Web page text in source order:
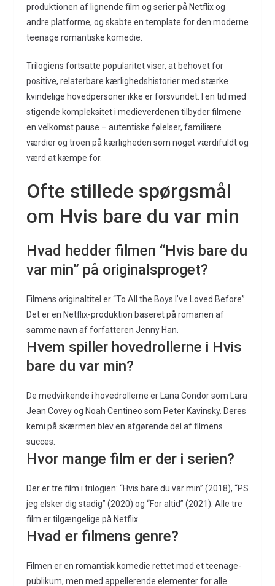
produktionen af lignende film og serier på Netflix og
andre platforme, og skabte en template for den moderne
teenage romantiske komedie.
Trilogiens fortsatte popularitet viser, at behovet for
positive, relaterbare kærlighedshistorier med stærke
kvindelige hovedpersoner ikke er forsvundet. I en tid med
stigende kompleksitet i medieverdenen tilbyder filmene
en velkomst pause – autentiske følelser, familiære
værdier og troen på kærligheden som noget værdifuldt og
værd at kæmpe for.
Ofte stillede spørgsmål
om Hvis bare du var min
Hvad hedder filmen “Hvis bare du
var min” på originalsproget?
Filmens originaltitel er “To All the Boys I’ve Loved Before”.
Det er en Netflix-produktion baseret på romanen af
samme navn af forfatteren Jenny Han.
Hvem spiller hovedrollerne i Hvis
bare du var min?
De medvirkende i hovedrollerne er Lana Condor som Lara
Jean Covey og Noah Centineo som Peter Kavinsky. Deres
kemi på skærmen blev en afgørende del af filmens
succes.
Hvor mange film er der i serien?
Der er tre film i trilogien: “Hvis bare du var min” (2018), “PS
jeg elsker dig stadig” (2020) og “For altid” (2021). Alle tre
film er tilgængelige på Netflix.
Hvad er filmens genre?
Filmen er en romantisk komedie rettet mod et teenage-
publikum, men med appellerende elementer for alle